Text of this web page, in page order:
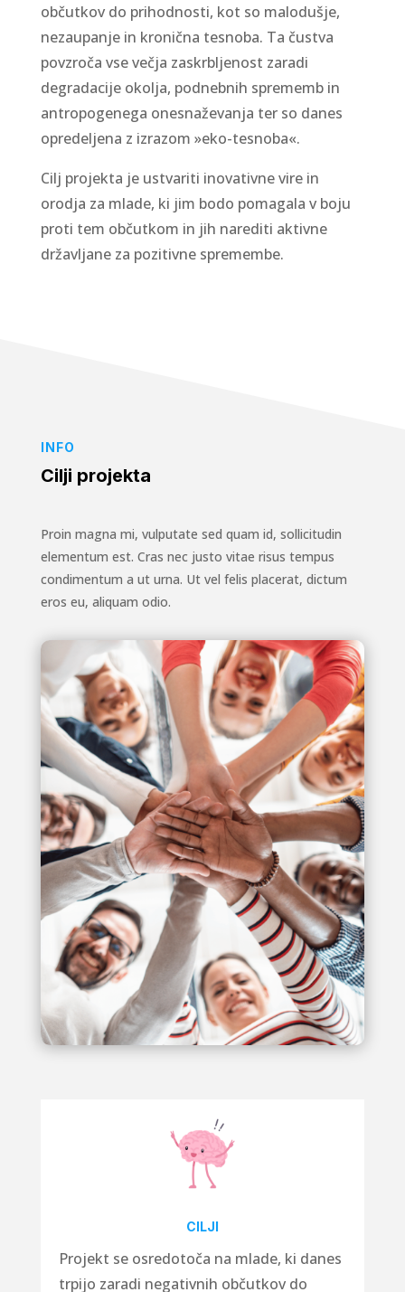
občutkov do prihodnosti, kot so malodušje,
nezaupanje in kronična tesnoba. Ta čustva
povzroča vse večja zaskrbljenost zaradi
degradacije okolja, podnebnih sprememb in
antropogenega onesnaževanja ter so danes
opredeljena z izrazom »eko-tesnoba«.
Cilj projekta je ustvariti inovativne vire in
orodja za mlade, ki jim bodo pomagala v boju
proti tem občutkom in jih narediti aktivne
državljane za pozitivne spremembe.
INFO
Cilji projekta
Proin magna mi, vulputate sed quam id, sollicitudin
elementum est. Cras nec justo vitae risus tempus
condimentum a ut urna. Ut vel felis placerat, dictum
eros eu, aliquam odio.
CILJI
Projekt se osredotoča na mlade, ki danes
trpijo zaradi negativnih občutkov do